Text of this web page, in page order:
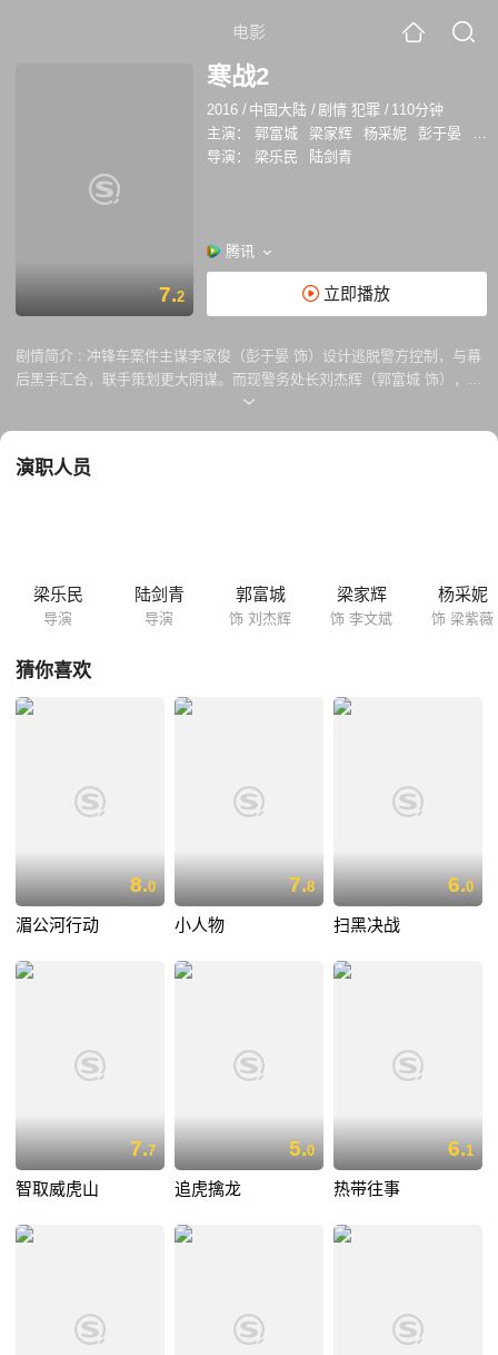
电影
7.2
寒战2
2016 / 中国大陆 /剧情 犯罪 / 110分钟
主演：
郭富城 梁家辉 杨采妮 彭于晏
李
导演：
梁乐民 陆剑青
腾讯
立即播放
剧情简介 : 冲锋车案件主谋李家俊（彭于晏 饰）设计逃脱警方控制，与幕
后黑手汇合，联手策划更大阴谋。而现警务处长刘杰辉（郭富城 饰），前
警务副处长李文彬（梁家辉 饰），和资深大律师简奥伟（周润发 饰）被
演职人员
梁乐民
导演
陆剑青
导演
郭富城
饰 刘杰辉
梁家辉
饰 李文斌
杨采妮
饰 梁紫薇
猜你喜欢
8.0
湄公河行动
7.8
小人物
6.0
扫黑决战
7.7
智取威虎山
5.0
追虎擒龙
6.1
热带往事